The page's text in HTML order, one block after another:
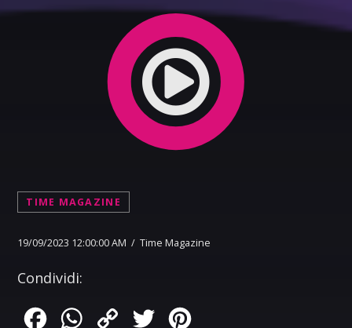
TIME MAGAZINE
19/09/2023 12:00:00 AM / Time Magazine
Condividi:
FacebookWhatsApp
Copy
Twitter